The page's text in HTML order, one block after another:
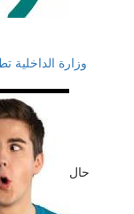
وزارة الداخلية
حال